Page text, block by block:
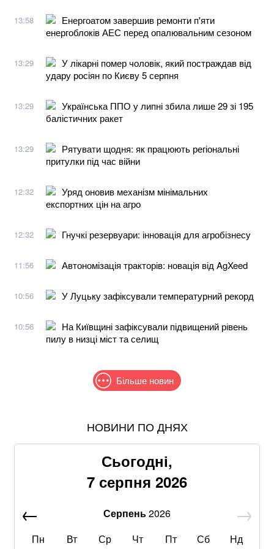
13:58
Енергоатом завершив ремонти п'яти
енергоблоків АЕС перед опалювальним сезоном
13:29
У лікарні помер чоловік, який постраждав від
удару росіян по Києву 5 серпня
13:29
Українська ППО у липні збила лише 29 зі 195
балістичних ракет
13:29
Рятувати щодня: як працюють регіональні
притулки під час війни
12:32
Уряд оновив механізм мінімальних
експортних цін на агро
12:32 Гнучкі резервуари: інновація для агробізнесу
11:56 Автономізація тракторів: новація від AgXeed
10:56 У Луцьку зафіксували температурний рекорд
10:56
На Київщині зафіксували підвищений рівень
пилу в низці міст та селищ
Більше новин
В МЗС заявили, що слова Залужного щодо членства
Пенсіонерам доплатять за стаж: хто отримає по 519
Хацкевич: Гуцуляк навіть не прийшов потиснути
НОВИНИ ПО ДНЯХ
Сьогодні,
7 серпня 2026
Серпень2026
Пн
Вт Ср Чт Пт Сб Нд